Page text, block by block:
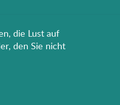
die Lust auf
den Sie nicht